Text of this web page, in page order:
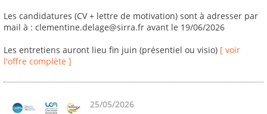
Les candidatures (CV + lettre de motivation) sont à adresser par
mail à : clementine.delage@sirra.fr avant le 19/06/2026
Les entretiens auront lieu fin juin (présentiel ou visio) [ voir
l'offre complète ]
25/05/2026